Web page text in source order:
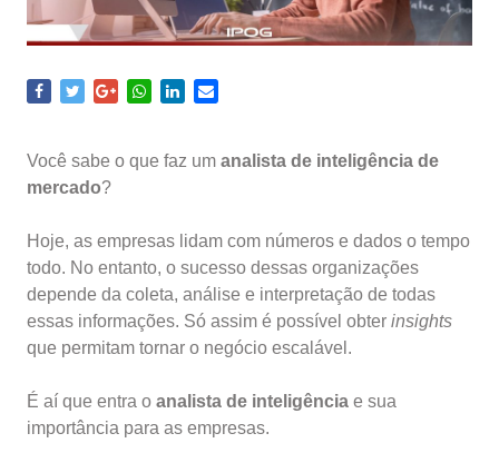
Você sabe o que faz um analista de inteligência de
mercado?
Hoje, as empresas lidam com números e dados o tempo
todo. No entanto, o sucesso dessas organizações
depende da coleta, análise e interpretação de todas
essas informações. Só assim é possível obter insights
que permitam tornar o negócio escalável.
É aí que entra o analista de inteligência e sua
importância para as empresas.